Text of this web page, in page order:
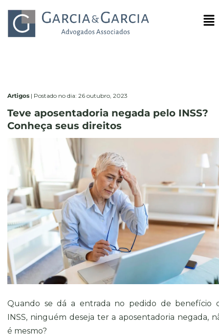
Artigos | Postado no dia: 26 outubro, 2023
Teve aposentadoria negada pelo INSS?
Conheça seus direitos
Quando se dá a entrada no pedido de benefício
INSS, ninguém deseja ter a aposentadoria negada,
é mesmo?